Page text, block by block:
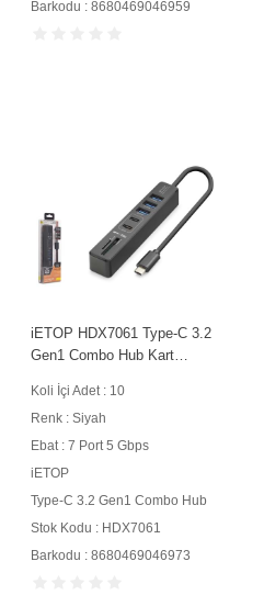
Barkodu : 8680469046959
iETOP HDX7061 Type-C 3.2
Gen1 Combo Hub Kart
Siyah
Koli İçi Adet : 10
Renk : Siyah
Ebat : 7 Port 5 Gbps
iETOP
Type-C 3.2 Gen1 Combo Hub
Stok Kodu : HDX7061
Barkodu : 8680469046973